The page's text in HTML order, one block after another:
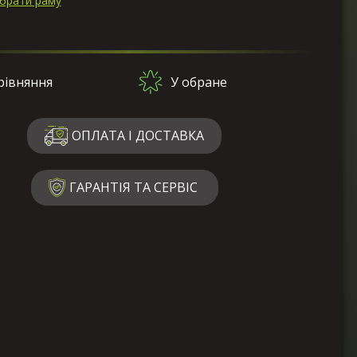
У обране
ОПЛАТА І ДОСТАВКА
ГАРАНТІЯ ТА СЕРВІС